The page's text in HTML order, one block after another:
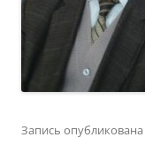
Запись опубликована